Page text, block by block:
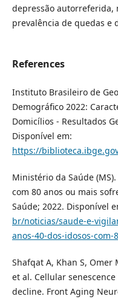
depressão autorreferida,
prevalência de quedas e
References
Instituto Brasileiro de
Demográfico 2022:
Domicílios - Resultados
Disponível em:
https://
Ministério da Saúde
com 80 anos ou mais
Saúde; 2022. Disponível
br/noticias/saude-e-
anos-40-dos-idosos-
Shafqat A, Khan S, Omer
et al. Cellular
decline. Front Aging